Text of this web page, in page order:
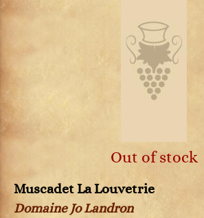
Out of stock
Muscadet La Louvetrie
Domaine Jo Landron